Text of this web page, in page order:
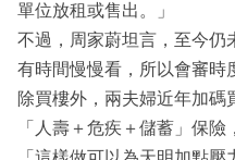
單位放租或售出。」
不過，周家蔚坦言，至今仍
有時間慢慢看，所以會審時
除買樓外，兩夫婦近年加
「人壽＋危疾＋儲蓄」保險